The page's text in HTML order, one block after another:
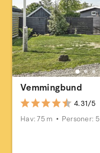
Vemmingbund
4.31/5
Hav: 75 m
Personer: 5